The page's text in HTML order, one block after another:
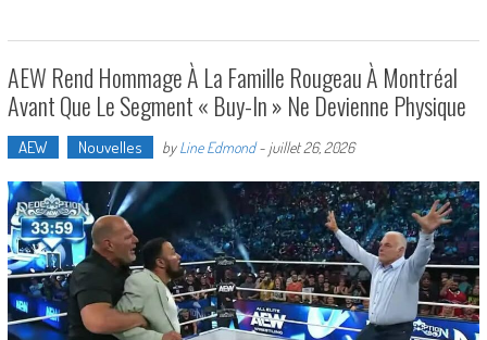
AEW Rend Hommage À La Famille Rougeau À Montréal
Avant Que Le Segment « Buy-In » Ne Devienne Physique
AEW Nouvelles byLine Edmond- juillet 26, 2026